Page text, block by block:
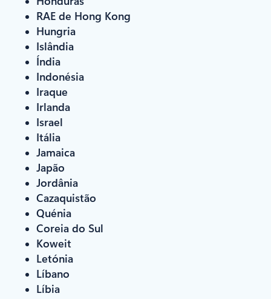
RAE de Hong Kong
Hungria
Islândia
Índia
Indonésia
Iraque
Irlanda
Israel
Itália
Jamaica
Japão
Jordânia
Cazaquistão
Quénia
Coreia do Sul
Koweit
Letónia
Líbano
Líbia